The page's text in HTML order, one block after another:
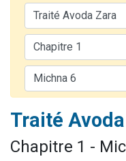
Il
12
Traité
Chapitre 1 -